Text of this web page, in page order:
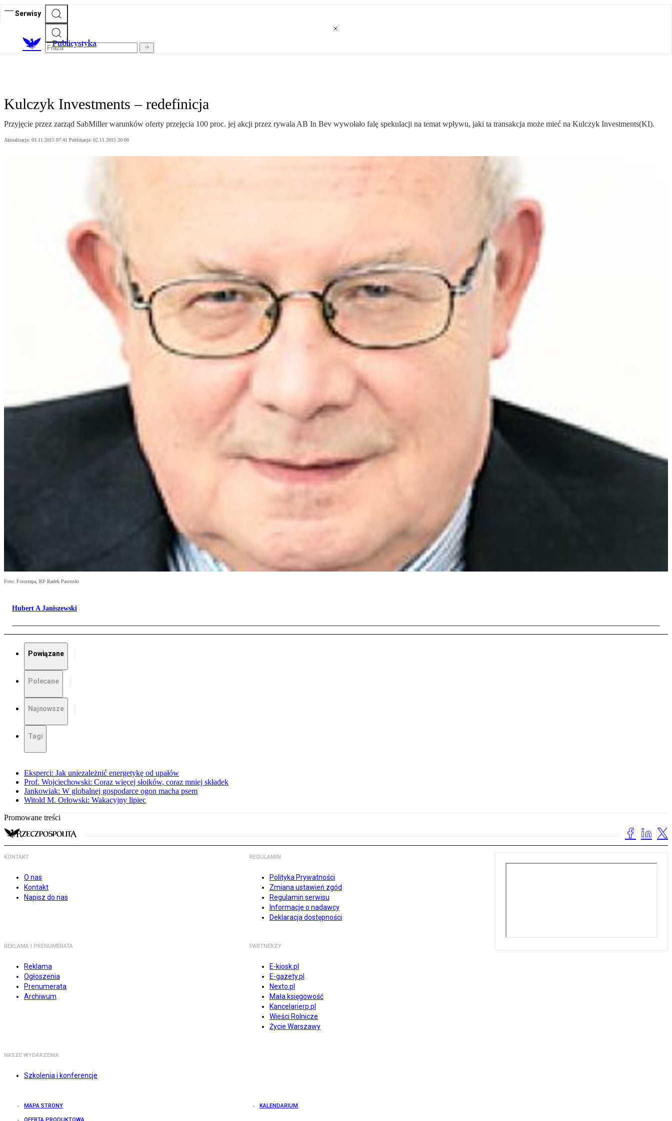
Serwisy
Publicystyka
Kulczyk Investments – redefinicja
Przyjęcie przez zarząd SabMiller warunków oferty przejęcia 100 proc. jej akcji przez rywala AB In Bev wywołało falę spekulacji na temat wpływu, jaki ta transakcja może mieć na Kulczyk Investments(KI).
Aktualizacja: 03.11.2015 07:41 Publikacja: 02.11.2015 20:00
Foto: Fotorzepa, RP Radek Pasterski
Hubert A Janiszewski
Powiązane
Polecane
Najnowsze
Tagi
Eksperci: Jak uniezależnić energetykę od upałów
Prof. Wojciechowski: Coraz więcej słoików, coraz mniej składek
Jankowiak: W globalnej gospodarce ogon macha psem
Witold M. Orłowski: Wakacyjny lipiec
Promowane treści
KONTAKT
O nas
Kontakt
Napisz do nas
REGULAMIN
Polityka Prywatności
Zmiana ustawień zgód
Regulamin serwisu
Informacje o nadawcy
Deklaracja dostępności
REKLAMA I PRENUMERATA
Reklama
Ogłoszenia
Prenumerata
Archiwum
PARTNERZY
E-kiosk.pl
E-gazety.pl
Nexto.pl
Mała księgowość
Kancelarierp.pl
Wieści Rolnicze
Życie Warszawy
NASZE WYDARZENIA
Szkolenia i konferencje
MAPA STRONY KALENDARIUM